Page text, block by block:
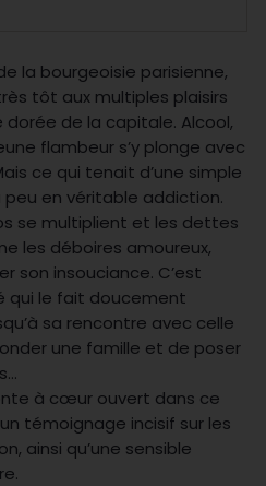
la bourgeoisie parisienne,
tôt aux multiples plaisirs
de la capitale. Alcool,
flambeur s’y plonge avec
ce qui tenait d’une simple
en véritable addiction.
se multiplient et les dettes
les déboires amoureux,
son insouciance. C’est
qui le fait doucement
sa rencontre avec celle
une famille et de poser
à cœur ouvert dans ce
témoignage incisif sur les
ainsi qu’une sensible